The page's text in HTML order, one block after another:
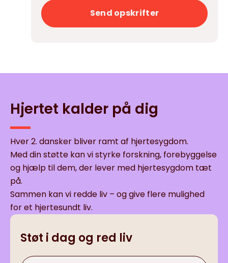
Send opskrifter
Hjertet kalder på dig
Hver 2. dansker bliver ramt af hjertesygdom.
Med din støtte kan vi styrke forskning, forebyggelse
og hjælp til dem, der lever med hjertesygdom tæt
på.
Sammen kan vi redde liv – og give flere mulighed
for et hjertesundt liv.
Støt i dag og red liv